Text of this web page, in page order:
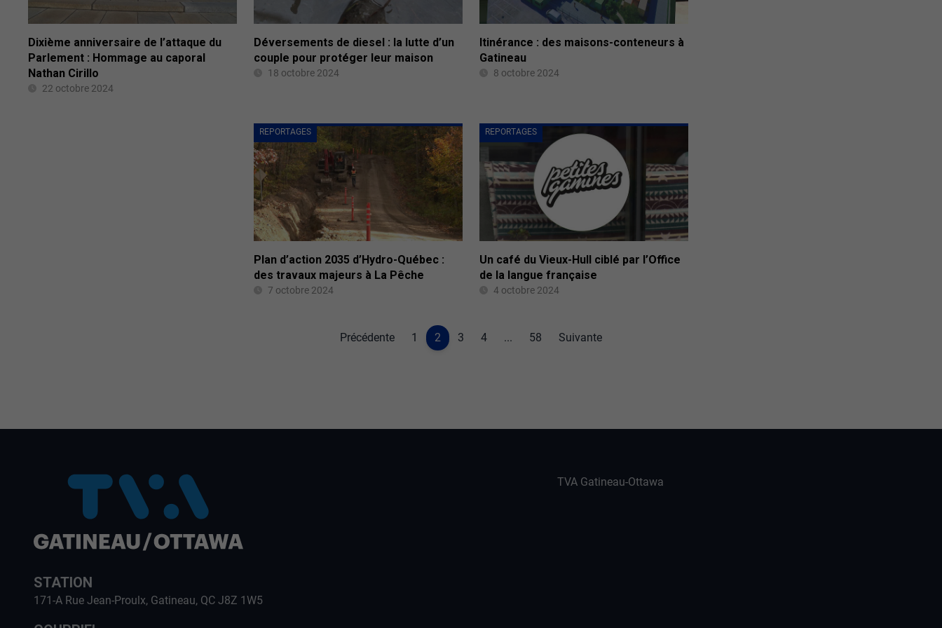
Dixième anniversaire de l’attaque du
Parlement : Hommage au caporal
Nathan Cirillo
22 octobre 2024
Déversements de diesel : la lutte d’un
couple pour protéger leur maison
18 octobre 2024
Itinérance : des maisons-conteneurs à
Gatineau
8 octobre 2024
REPORTAGES
Plan d’action 2035 d’Hydro-Québec :
des travaux majeurs à La Pêche
7 octobre 2024
REPORTAGES
Un café du Vieux-Hull ciblé par l’Office
de la langue française
4 octobre 2024
Précédente 1 2 3 4 ... 58 Suivante
STATION
171-A Rue Jean-Proulx, Gatineau, QC J8Z 1W5
TVA Gatineau-Ottawa